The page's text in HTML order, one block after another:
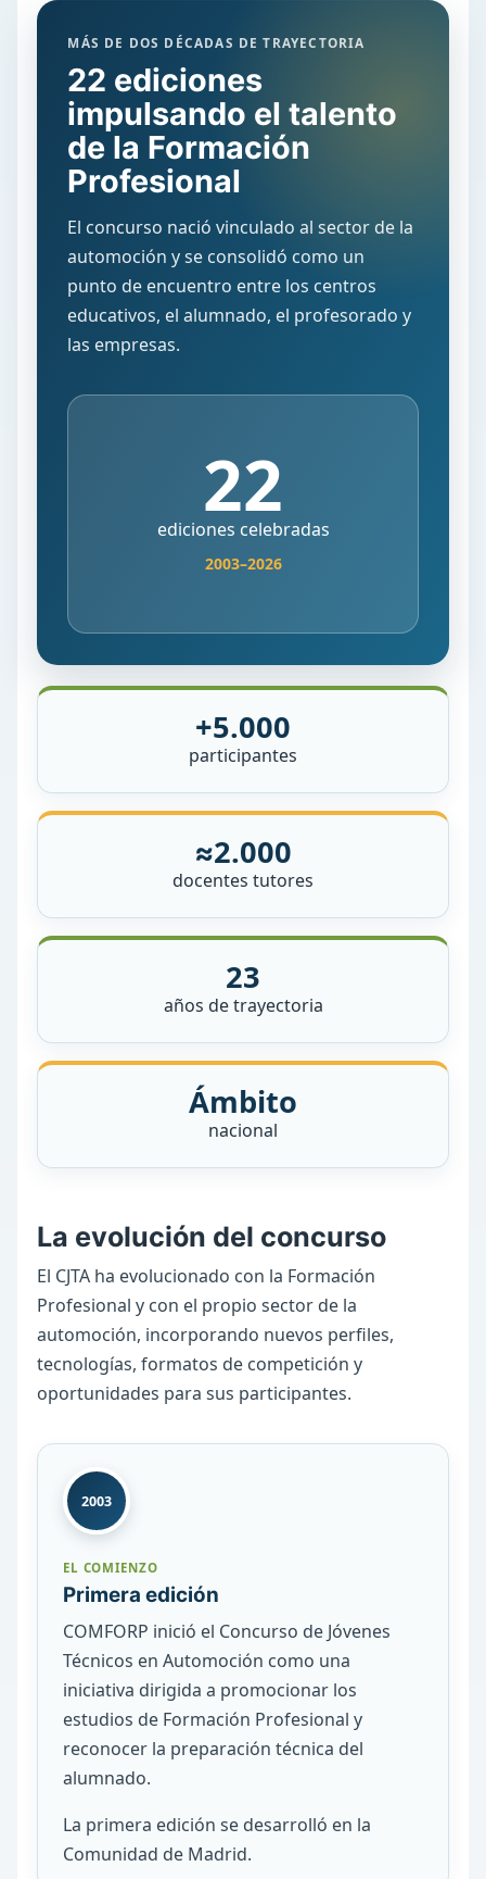
MÁS DE DOS DÉCADAS DE TRAYECTORIA
22 ediciones
impulsando el talento
de la Formación
Profesional
El concurso nació vinculado al sector de la
automoción y se consolidó como un
punto de encuentro entre los centros
educativos, el alumnado, el profesorado y
las empresas.
22
ediciones celebradas
2003–2026
+5.000
participantes
≈2.000
docentes tutores
23
años de trayectoria
Ámbito
nacional
La evolución del concurso
El CJTA ha evolucionado con la Formación
Profesional y con el propio sector de la
automoción, incorporando nuevos perfiles,
tecnologías, formatos de competición y
oportunidades para sus participantes.
2003
EL COMIENZO
Primera edición
COMFORP inició el Concurso de Jóvenes
Técnicos en Automoción como una
iniciativa dirigida a promocionar los
estudios de Formación Profesional y
reconocer la preparación técnica del
alumnado.
La primera edición se desarrolló en la
Comunidad de Madrid.